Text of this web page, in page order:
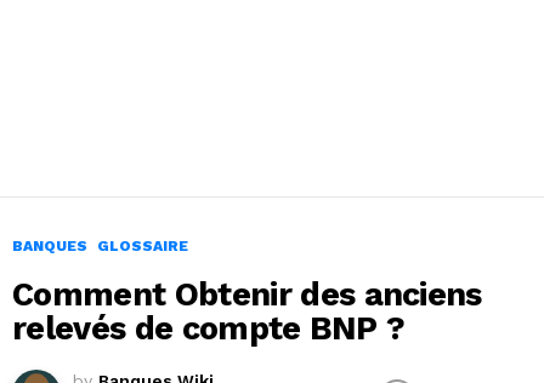
BANQUES GLOSSAIRE
Comment Obtenir des anciens
relevés de compte BNP ?